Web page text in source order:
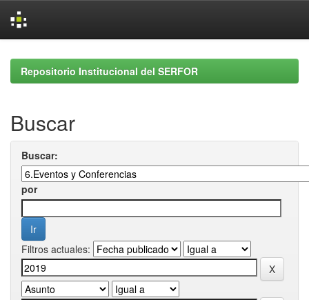
navigationRepositorio Institucional del SERFOR
Buscar
Buscar:
por
Filtros actuales: